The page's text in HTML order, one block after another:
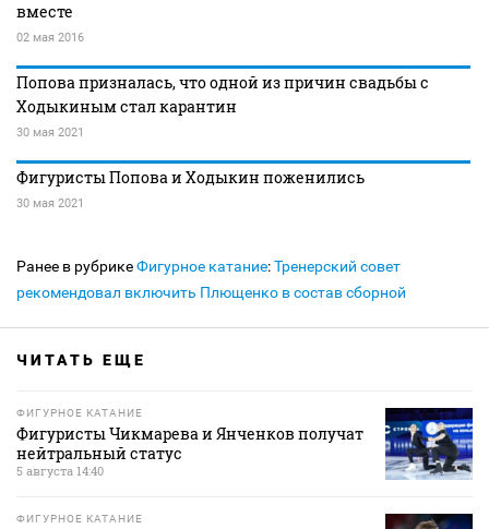
вместе
02 мая 2016
Попова призналась, что одной из причин свадьбы с
Ходыкиным стал карантин
30 мая 2021
Фигуристы Попова и Ходыкин поженились
30 мая 2021
Ранее в рубрикеФигурное катание:Тренерский совет
рекомендовал включить Плющенко в состав сборной
ЧИТАТЬ ЕЩЕ
ФИГУРНОЕ КАТАНИЕ
Фигуристы Чикмарева и Янченков получат
нейтральный статус
5 августа 14:40
ФИГУРНОЕ КАТАНИЕ